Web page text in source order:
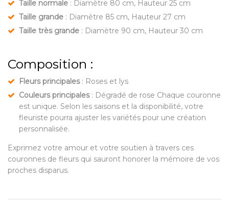
Taille normale : Diamètre 80 cm, Hauteur 25 cm
Taille grande : Diamètre 85 cm, Hauteur 27 cm
Taille très grande : Diamètre 90 cm, Hauteur 30 cm
Composition :
Fleurs principales: Roses et lys
Couleurs principales: Dégradé de rose Chaque couronne
est unique. Selon les saisons et la disponibilité, votre
fleuriste pourra ajuster les variétés pour une création
personnalisée.
Exprimez votre amour et votre soutien à travers ces
couronnes de fleurs qui sauront honorer la mémoire de vos
proches disparus.